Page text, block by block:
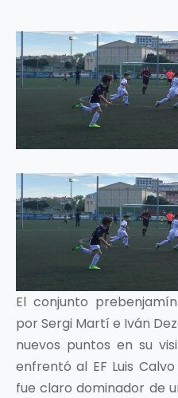
El conjunto
por Sergi Martí e Iván
nuevos puntos en su
enfrentó al EF Luis
fue claro dominador de